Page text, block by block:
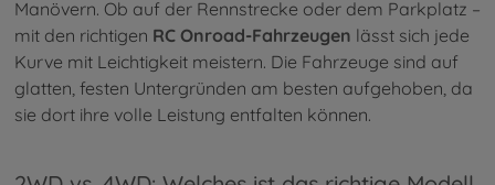
Manövern. Ob auf der Rennstrecke oder dem Parkplatz –
mit den richtigen RC Onroad-Fahrzeugen lässt sich jede
Kurve mit Leichtigkeit meistern. Die Fahrzeuge sind auf
glatten, festen Untergründen am besten aufgehoben, da
sie dort ihre volle Leistung entfalten können.